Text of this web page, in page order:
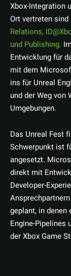
Xbox-Integration
Ort vertreten
Relations,
und Publishing.
Entwicklung für
mit dem
ins für Unreal
und der Weg von
Umgebungen.
Das Unreal Fest
Schwerpunkt ist
angesetzt.
direkt mit
Developer-
geplant, in denen
Engine-Pipelines
der Xbox Game